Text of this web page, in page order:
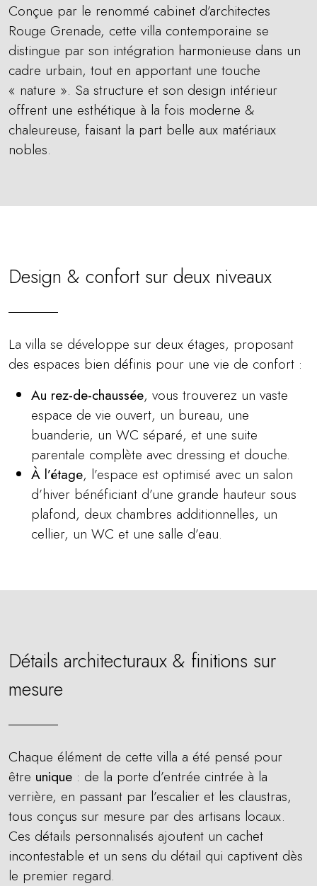
Conçue par le renommé cabinet d’architectes
Rouge Grenade, cette villa contemporaine se
distingue par son intégration harmonieuse dans un
cadre urbain, tout en apportant une touche
« nature ». Sa structure et son design intérieur
offrent une esthétique à la fois moderne &
chaleureuse, faisant la part belle aux matériaux
nobles.
Design & confort sur deux niveaux
La villa se développe sur deux étages, proposant
des espaces bien définis pour une vie de confort :
Au rez-de-chaussée, vous trouverez un vaste
espace de vie ouvert, un bureau, une
buanderie, un WC séparé, et une suite
parentale complète avec dressing et douche.
À l’étage, l’espace est optimisé avec un salon
d’hiver bénéficiant d’une grande hauteur sous
plafond, deux chambres additionnelles, un
cellier, un WC et une salle d’eau.
Détails architecturaux & finitions sur
mesure
Chaque élément de cette villa a été pensé pour
être unique : de la porte d’entrée cintrée à la
verrière, en passant par l’escalier et les claustras,
tous conçus sur mesure par des artisans locaux.
Ces détails personnalisés ajoutent un cachet
incontestable et un sens du détail qui captivent dès
le premier regard.